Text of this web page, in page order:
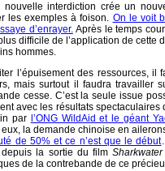
nouvelle interdiction crée un
les exemples à foison. On le voit
d’enrayer.Après le temps
difficile de l’application de
hommes.
l’épuisement des ressources,
mais surtout il faudra travailler
cesse. C’est la seule issue
avec les résultats
par l’ONG WildAid et le géant
eux, la demande chinoise en
de 50% et ce n’est que le début
depuis la sortie du filmSharkwater
de la contrebande de ce